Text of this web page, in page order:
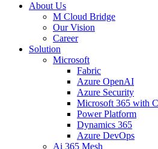
About Us
M Cloud Bridge
Our Vision
Career
Solution
Microsoft
Fabric
Azure OpenAI
Azure Security
Microsoft 365 with
Power Platform
Dynamics 365
Azure DevOps
Ai 365 Mesh